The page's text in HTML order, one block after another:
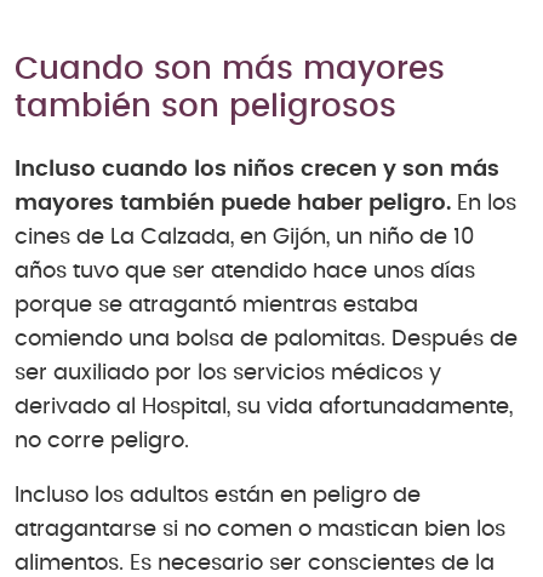
Cuando son más mayores
también son peligrosos
Incluso cuando los niños crecen y son más
mayores también puede haber peligro. En los
cines de La Calzada, en Gijón, un niño de 10
años tuvo que ser atendido hace unos días
porque se atragantó mientras estaba
comiendo una bolsa de palomitas. Después de
ser auxiliado por los servicios médicos y
derivado al Hospital, su vida afortunadamente,
no corre peligro.
Incluso los adultos están en peligro de
atragantarse si no comen o mastican bien los
alimentos. Es necesario ser conscientes de la